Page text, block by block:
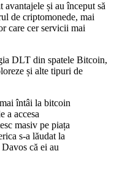
și au început să
de criptomonede, mai
care cer servicii mai
DLT din spatele Bitcoin,
și alte tipuri de
întâi la bitcoin
a accesa
masiv pe piața
s-a lăudat la
că ei au